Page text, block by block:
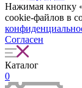
Нажимая кнопку
cookie-файлов в
Согласен
Каталог
0